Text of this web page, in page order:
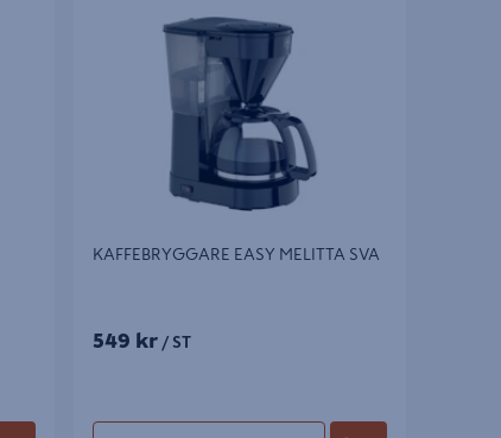
KAFFEBRYGGARE EASY MELITTA SVA
549 kr / ST